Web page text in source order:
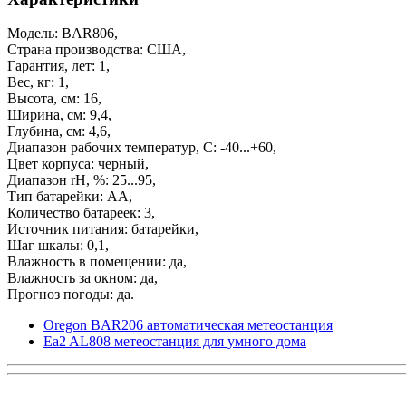
Модель: BAR806,
Страна производства: США,
Гарантия, лет: 1,
Вес, кг: 1,
Высота, см: 16,
Ширина, см: 9,4,
Глубина, см: 4,6,
Диапазон рабочих температур, С: -40...+60,
Цвет корпуса: черный,
Диапазон rH, %: 25...95,
Тип батарейки: АА,
Количество батареек: 3,
Источник питания: батарейки,
Шаг шкалы: 0,1,
Влажность в помещении: да,
Влажность за окном: да,
Прогноз погоды: да.
Oregon BAR206 автоматическая метеостанция
Ea2 AL808 метеостанция для умного дома